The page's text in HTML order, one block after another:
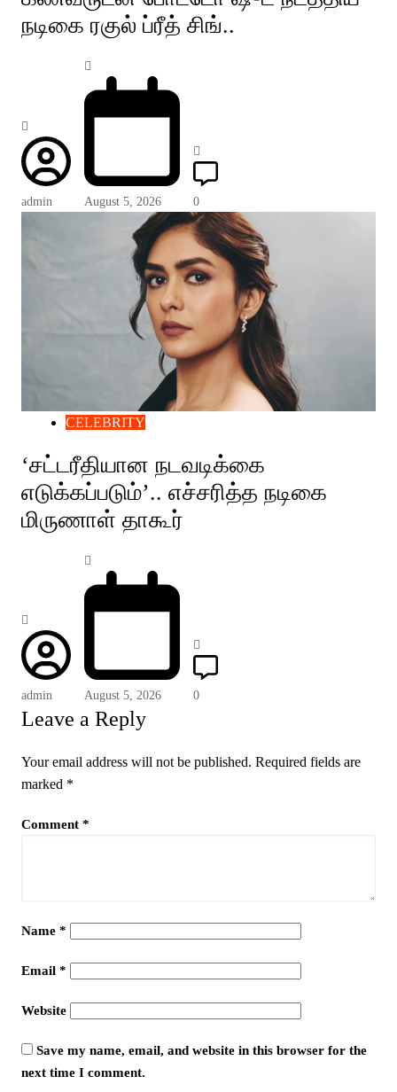
நடிகை ரகுல் ப்ரீத் சிங்..
admin August 5, 2026 0
CELEBRITY
‘சட்டரீதியான நடவடிக்கை
எடுக்கப்படும்’.. எச்சரித்த நடிகை
மிருணாள் தாகூர்
admin August 5, 2026 0
Leave a Reply
Your email address will not be published. Required fields are
marked *
Comment *
Name *
Email *
Website
Save my name, email, and website in this browser for the
next time I comment.